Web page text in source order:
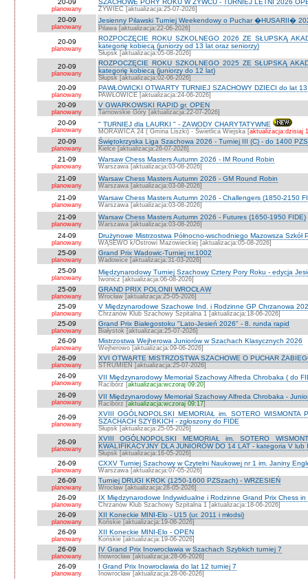
20-09
planowany
SZACHOWE PORY ROKU W ŻYWCU - TURNIEJ LETNI 2026
ŻYWIEC [aktualizacja:25-07-2026]
20-09
planowany
Jesienny Pilawski Turniej Weekendowy o Puchar �HUSARII�
Pilawa [aktualizacja:22-06-2026]
20-09
planowany
ROZPOCZĘCIE ROKU SZKOLNEGO 2026 ZE SŁUPSKĄ
kategorię kobiecą (juniorzy od 13 lat oraz seniorzy)
Słupsk [aktualizacja:05-08-2026]
20-09
planowany
ROZPOCZĘCIE ROKU SZKOLNEGO 2025 ZE SŁUPSKĄ
kategorię kobiecą (juniorzy do 12 lat)
Słupsk [aktualizacja:02-06-2026]
20-09
planowany
PAWŁOWICKI OTWARTY TURNIEJ SZACHOWY DZIECI do lat
PAWŁOWICE [aktualizacja:24-06-2026]
20-09
planowany
V GWARKOWSKI RAPID gr. OPEN
Tarnowskie Góry [aktualizacja:22-07-2026]
20-09
planowany
" TURNIEJ dla LAURKI " - ZAWODY CHARYTATYWNE
MORAWICA 24 ( Gmina Liszki) - Świetlica Wiejska [aktualizacja:dzisiaj
20-09
planowany
Świętokrzyska Liga Szachowa 2026 - Turniej III (C) - do 1400
Kielce [aktualizacja:26-07-2026]
21-09
planowany
Warsaw Chess Masters Autumn 2026 - IM Round Robin
Warszawa [aktualizacja:03-08-2026]
21-09
planowany
Warsaw Chess Masters Autumn 2026 - GM Round Robin
Warszawa [aktualizacja:03-08-2026]
21-09
planowany
Warsaw Chess Masters Autumn 2026 - Challengers (1850-2150
Warszawa [aktualizacja:03-08-2026]
21-09
planowany
Warsaw Chess Masters Autumn 2026 - Futures (1650-1950 FIDE)
Warszawa [aktualizacja:03-08-2026]
24-09
planowany
Drużynowe Mistrzostwa Północno-wschodniego Mazowsza Szkół
WĄSEWO k/Ostrowi Mazowieckiej [aktualizacja:05-08-2026]
25-09
planowany
Grand Prix Wadowic-Turniej nr.1002
Wadowice [aktualizacja:31-03-2026]
25-09
planowany
Międzynarodowy Turniej Szachowy Cztery Pory Roku - edycja
Iwonicz [aktualizacja:06-08-2026]
25-09
planowany
GRAND PRIX POLONII WROCŁAW
Wrocław [aktualizacja:25-05-2026]
25-09
planowany
V Międzynarodowe Szachowe Ind. i Rodzinne GP Chrzanowa
Chrzanów Klub Szachowy Szpitalna 1 [aktualizacja:18-06-2026]
25-09
planowany
Grand Prix Białegostoku "Lato-Jesień 2026" - 8. runda rapid
Białystok [aktualizacja:25-07-2026]
26-09
planowany
Mistrzostwa Wejherowa Juniorów w Szachach Klasycznych 2026
Wejherowo [aktualizacja:09-06-2026]
26-09
planowany
XVI OTWARTE MISTRZOSTWA SZACHOWE O PUCHAR
STRUMIEŃ [aktualizacja:25-07-2026]
26-09
planowany
VII Międzynarodowy Memoriał Szachowy Alfreda Chrobaka ( do
Racibórz [aktualizacja:wczoraj 09:20]
26-09
planowany
VII Międzynarodowy Memoriał Szachowy Alfreda Chrobaka -
Racibórz [aktualizacja:wczoraj 09:17]
26-09
planowany
XVIII OGÓLNOPOLSKI MEMORIAŁ im. SOTERO WISMONTA
SZACHACH SZYBKICH - zgłoszony do FIDE
Słupsk [aktualizacja:25-05-2026]
26-09
planowany
XVIII OGÓLNOPOLSKI MEMORIAŁ im. SOTERO
KWALIFIKACYJNY DLA JUNIORÓW DO 14 LAT - kategoria V
Słupsk [aktualizacja:16-05-2026]
26-09
planowany
CXXV Turniej Szachowy w Czytelni Naukowej nr 1 im. Janiny
Warszawa [aktualizacja:07-05-2026]
26-09
planowany
Turniej DRUGI KROK (1250-1600 PZSzach) - WRZESIEŃ
Wrocław [aktualizacja:28-05-2026]
26-09
planowany
IX Międzynarodowe Indywidualne i Rodzinne Grand Prix Chess
Chrzanów Klub Szachowy Szpitalna 1 [aktualizacja:18-06-2026]
26-09
planowany
XII Koneckie MINI-Elo - U15 (ur. 2011 i młodsi)
Końskie [aktualizacja:19-06-2026]
26-09
planowany
XII Koneckie MINI-Elo - OPEN
Końskie [aktualizacja:19-06-2026]
26-09
planowany
IV Grand Prix Inowrocławia w Szachach Szybkich turniej 7
Inowrocław [aktualizacja:28-06-2026]
26-09
planowany
I Grand Prix Inowrocławia do lat 12 turniej 7
Inowrocław [aktualizacja:28-06-2026]